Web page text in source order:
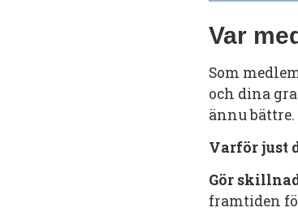
Var
Som
och dina
ännu bättre.
Varför just
Gör
framtiden